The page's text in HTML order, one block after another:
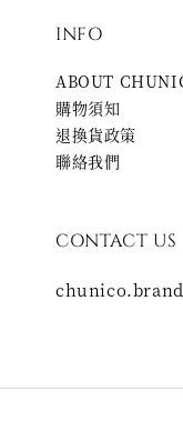
INFO
ABOUT
購物須知
退換貨政策
聯絡我們
CONTACT US